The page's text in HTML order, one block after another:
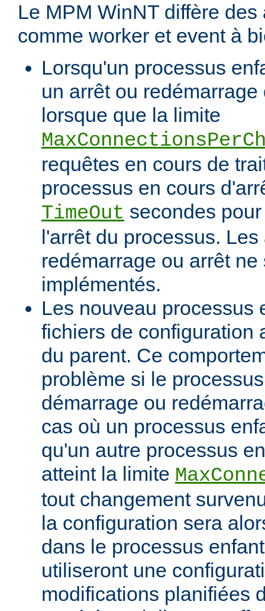
Le MPM WinNT diffère
comme worker et event à
Lorsqu'un processus
un arrêt ou redémarrage
lorsque que la limite
requêtes en cours de
processus en cours
TimeOut secondes
l'arrêt du processus.
redémarrage ou arrêt ne
implémentés.
Les nouveau processus
fichiers de configuration
du parent. Ce
problème si le
démarrage ou
cas où un processus
qu'un autre processus
atteint la limite
tout changement
la configuration sera
dans le processus
utiliseront une
modifications planifiées